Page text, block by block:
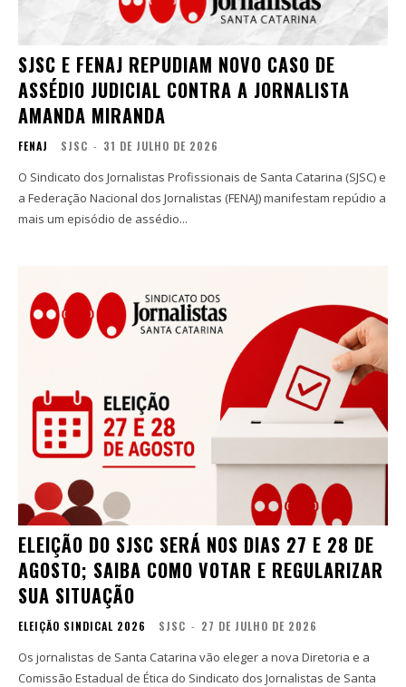
SJSC E FENAJ REPUDIAM NOVO CASO DE
ASSÉDIO JUDICIAL CONTRA A JORNALISTA
AMANDA MIRANDA
FENAJ SJSC - 31 DE JULHO DE 2026
O Sindicato dos Jornalistas Profissionais de Santa Catarina (SJSC) e
a Federação Nacional dos Jornalistas (FENAJ) manifestam repúdio a
mais um episódio de assédio...
ELEIÇÃO DO SJSC SERÁ NOS DIAS 27 E 28 DE
AGOSTO; SAIBA COMO VOTAR E REGULARIZAR
SUA SITUAÇÃO
ELEIÇÃO SINDICAL 2026 SJSC - 27 DE JULHO DE 2026
Os jornalistas de Santa Catarina vão eleger a nova Diretoria e a
Comissão Estadual de Ética do Sindicato dos Jornalistas de Santa